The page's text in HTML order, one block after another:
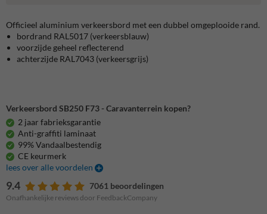
Officieel aluminium verkeersbord met een dubbel omgeplooide rand.
bordrand RAL5017 (verkeersblauw)
voorzijde geheel reflecterend
achterzijde RAL7043 (verkeersgrijs)
Verkeersbord SB250 F73 - Caravanterrein kopen?
2 jaar fabrieksgarantie
Anti-graffiti laminaat
99% Vandaalbestendig
CE keurmerk
lees over alle voordelen
9.4 7061 beoordelingen
Onafhankelijke reviews door FeedbackCompany